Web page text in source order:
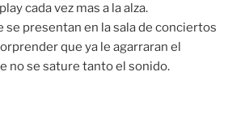
cada vez mas a la alza.
se presentan en la sala de conciertos
que ya le agarraran el
no se sature tanto el sonido.